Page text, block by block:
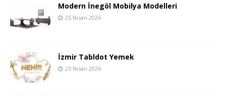
Modern İnegöl Mobilya Modelleri
25 Nisan 2026
İzmir Tabldot Yemek
25 Nisan 2026